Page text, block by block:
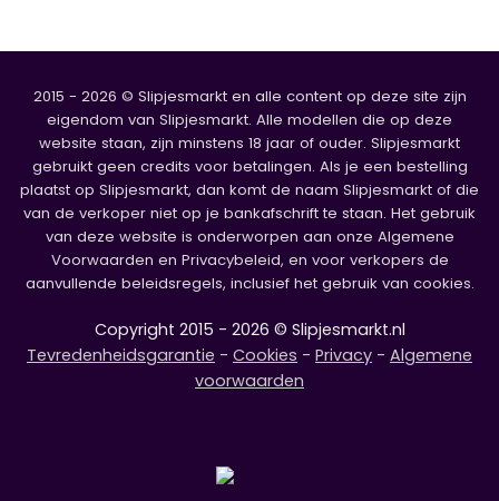
2015 - 2026 © Slipjesmarkt en alle content op deze site zijn
eigendom van Slipjesmarkt. Alle modellen die op deze
website staan, zijn minstens 18 jaar of ouder. Slipjesmarkt
gebruikt geen credits voor betalingen. Als je een bestelling
plaatst op Slipjesmarkt, dan komt de naam Slipjesmarkt of die
van de verkoper niet op je bankafschrift te staan. Het gebruik
van deze website is onderworpen aan onze Algemene
Voorwaarden en Privacybeleid, en voor verkopers de
aanvullende beleidsregels, inclusief het gebruik van cookies.
Copyright 2015 - 2026 © Slipjesmarkt.nl
Tevredenheidsgarantie - Cookies - Privacy - Algemene
voorwaarden